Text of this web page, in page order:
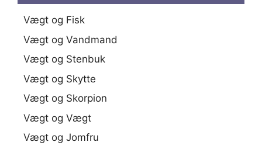
Vægt og Fisk
Vægt og Vandmand
Vægt og Stenbuk
Vægt og Skytte
Vægt og Skorpion
Vægt og Vægt
Vægt og Jomfru